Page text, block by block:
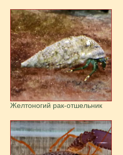
Желтоногий рак-отшельник